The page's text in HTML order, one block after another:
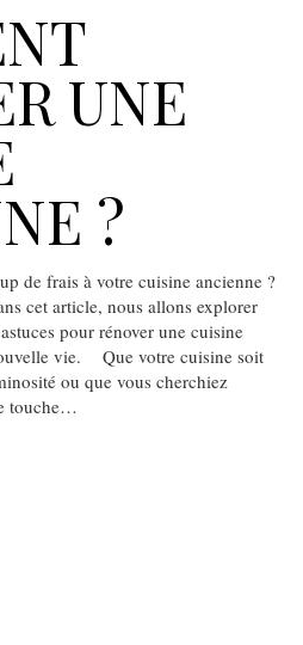
UNE
?
de frais à votre cuisine ancienne ?
cet article, nous allons explorer
pour rénover une cuisine
vie. Que votre cuisine soit
ou que vous cherchiez
touche…